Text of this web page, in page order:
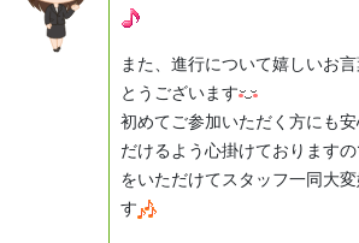
また、進行について嬉しいお
とうございます
初めてご参加いただく方にも
だけるよう心掛けております
をいただけてスタッフ一同大
す